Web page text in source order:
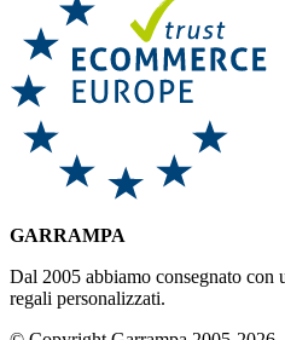
GARRAMPA
Dal 2005 abbiamo consegnato con
regali personalizzati.